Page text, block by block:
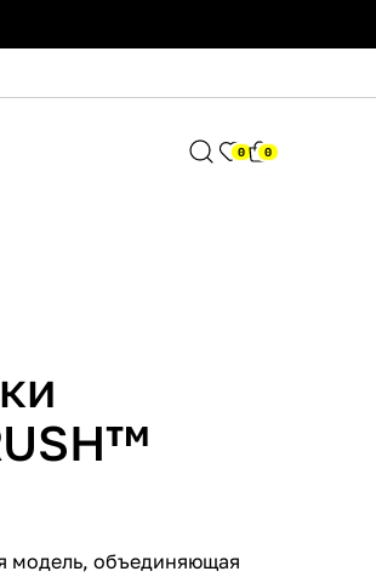
0 0
модель, объединяющая